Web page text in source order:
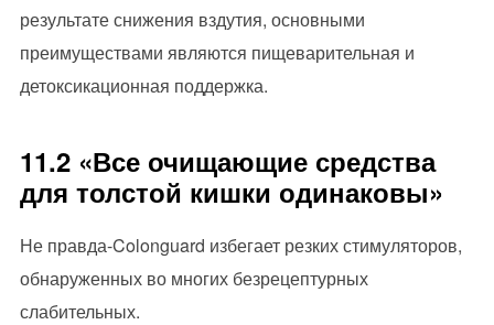
результате снижения вздутия, основными
преимуществами являются пищеварительная и
детоксикационная поддержка.
11.2 «Все очищающие средства
для толстой кишки одинаковы»
Не правда-Colonguard избегает резких стимуляторов,
обнаруженных во многих безрецептурных
слабительных.